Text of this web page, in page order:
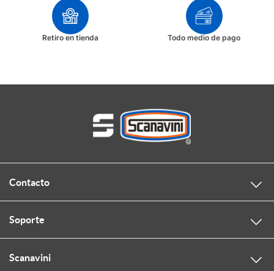
Retiro en tienda Todo medio de pago
Contacto
Soporte
Scanavini